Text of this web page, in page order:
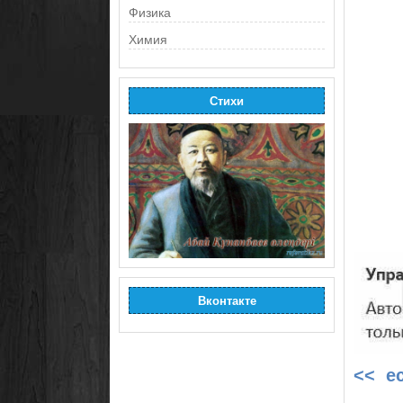
Физика
Химия
Стихи
Вконтакте
<<